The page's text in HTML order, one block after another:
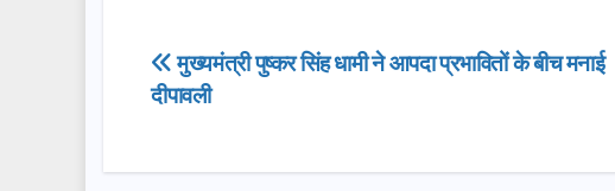
e
b
o
o
d
n
e
Post
navigation
मुख्यमंत्री पुष्कर सिंह धामी ने आपदा प्रभावितों के बीच मनाई
दीपावली